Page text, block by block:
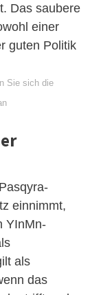
Das saubere
einer
guten Politik
Sie sich die
einnimmt,
YInMn-
als
das